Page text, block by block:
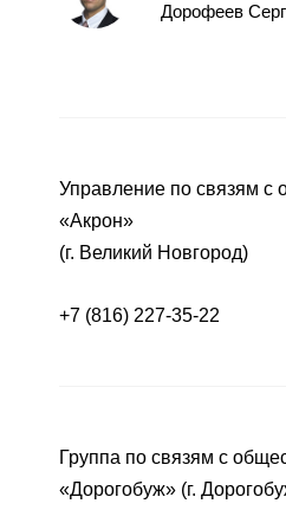
Дорофеев
Управление по связям
«Акрон»
(г. Великий Новгород)
+7 (816) 227-35-22
Группа по связям с
«Дорогобуж» (г.